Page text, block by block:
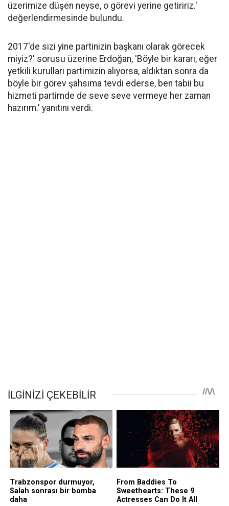
üzerimize düşen neyse, o görevi yerine getiririz.'
değerlendirmesinde bulundu.
2017'de sizi yine partinizin başkanı olarak görecek
miyiz?' sorusu üzerine Erdoğan, 'Böyle bir kararı, eğer
yetkili kurulları partimizin alıyorsa, aldıktan sonra da
böyle bir görev şahsıma tevdi ederse, ben tabii bu
hizmeti partimde de seve seve vermeye her zaman
hazırım.' yanıtını verdi.